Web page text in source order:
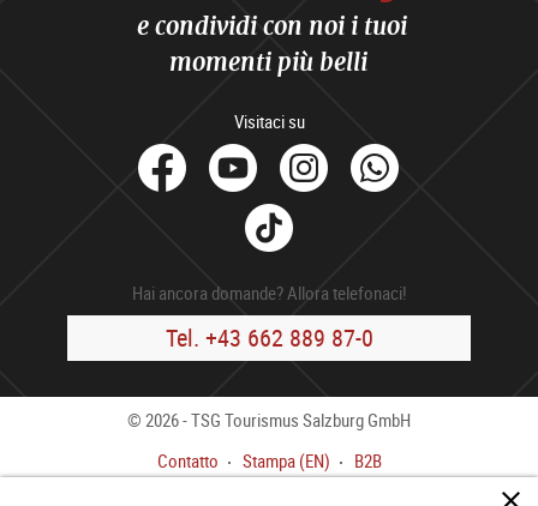
e condividi con noi i tuoi
momenti più belli
Visitaci su
facebook
YoutubeInstagram
Tik
Tok
Hai ancora domande? Allora telefonaci!
Tel. +43 662 889 87-0
© 2026 - TSG Tourismus Salzburg GmbH
Contatto
Stampa (EN)
B2B